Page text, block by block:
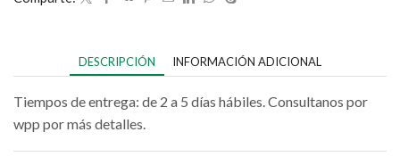
DESCRIPCIÓN INFORMACIÓN ADICIONAL
Tiempos de entrega: de 2 a 5 días hábiles. Consultanos por
wpp por más detalles.